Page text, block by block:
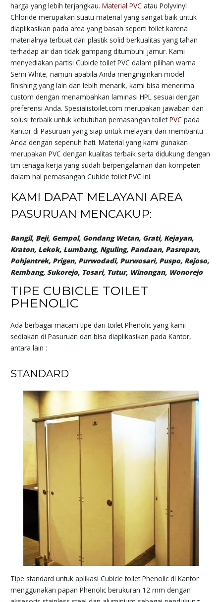
harga yang lebih terjangkau.Material PVC atau Polyvinyl
Chloride merupakan suatu material yang sangat baik untuk
diaplikasikan pada area yang basah seperti toilet karena
materialnya terbuat dari plastik solid berkualitas yang tahan
terhadap air dan tidak gampang ditumbuhi jamur. Kami
menyediakan partisi Cubicle toilet PVC dalam pilihan warna
Semi White, namun apabila Anda menginginkan model
finishing yang lain dan lebih menarik, kami bisa menerima
custom dengan menambahkan laminasi HPL sesuai dengan
preferensi Anda. Spesialistoilet.com merupakan jawaban dan
solusi terbaik untuk kebutuhan pemasangan toiletPVC pada
Kantor di Pasuruan yang siap untuk melayani dan membantu
Anda dengan sepenuh hati. Material yang kami gunakan
merupakan PVC dengan kualitas terbaik serta didukung dengan
tim tenaga kerja yang sudah berpengalaman dan kompeten
dalam hal pemasangan Cubicle toilet PVC ini.
KAMI DAPAT MELAYANI AREA
PASURUAN MENCAKUP:
Bangil, Beji, Gempol, Gondang Wetan, Grati, Kejayan,
Kraton, Lekok, Lumbang, Nguling, Pandaan, Pasrepan,
Pohjentrek, Prigen, Purwodadi, Purwosari, Puspo, Rejoso,
Rembang, Sukorejo, Tosari, Tutur, Winongan, Wonorejo
TIPE CUBICLE TOILET
PHENOLIC
Ada berbagai macam tipe dari toilet Phenolic yang kami
sediakan di Pasuruan dan bisa diaplikasikan pada Kantor,
antara lain :
STANDARD
Tipe standard untuk aplikasi Cubicle toilet Phenolic di Kantor
menggunakan papan Phenolic berukuran 12 mm dengan